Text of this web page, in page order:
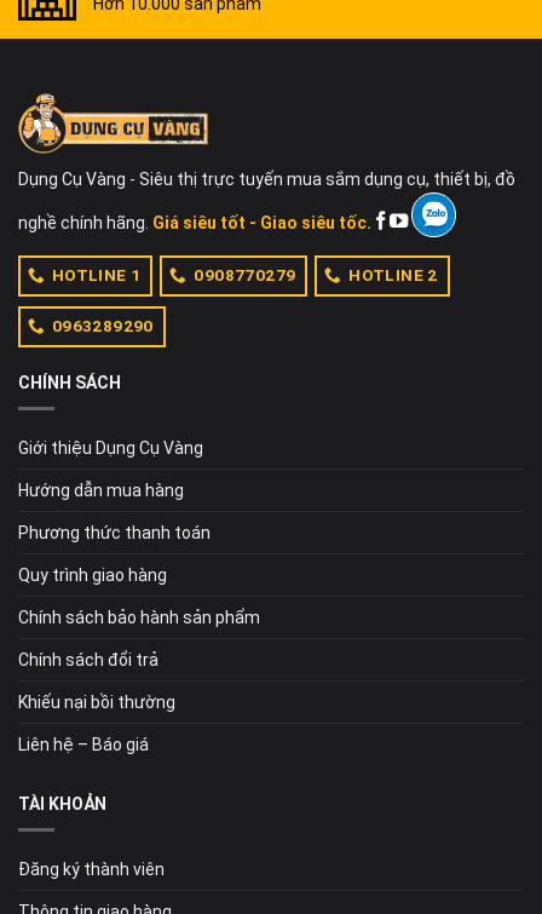
Dụng Cụ Vàng - Siêu thị trực tuyến mua sắm dụng cụ, thiết bị, đồ
nghề chính hãng. Giá siêu tốt - Giao siêu tốc.
HOTLINE 1 0908770279 HOTLINE 2
0963289290
CHÍNH SÁCH
Giới thiệu Dụng Cụ Vàng
Hướng dẫn mua hàng
Phương thức thanh toán
Quy trình giao hàng
Chính sách bảo hành sản phẩm
Chính sách đổi trả
Khiếu nại bồi thường
Liên hệ – Báo giá
TÀI KHOẢN
Đăng ký thành viên